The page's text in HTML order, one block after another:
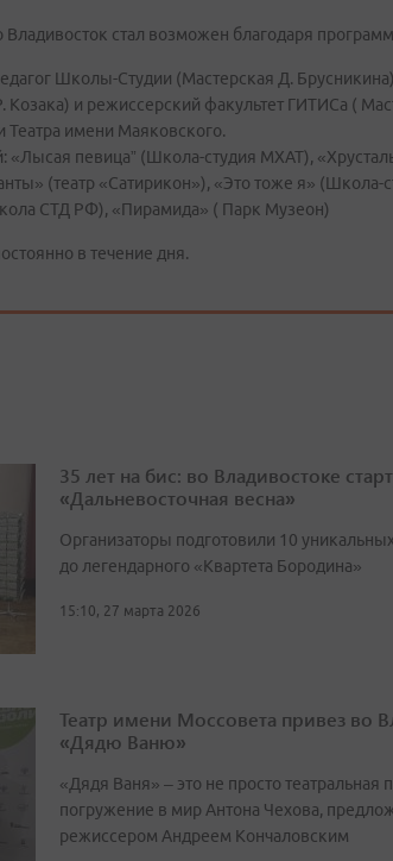
Владивосток стал возможен благодаря
Школы-Студии (Мастерская Д.
и режиссерский факультет ГИТИСа (
имени Маяковского.
«Лысая певица” (Школа-студия МХАТ),
(театр «Сатирикон»), «Это тоже я»
СТД РФ), «Пирамида» ( Парк Музеон)
в течение дня.
35 лет на бис: во Владивостоке
«Дальневосточная весна»
Организаторы подготовили 10
до легендарного «Квартета Бородина»
15:10, 27 марта 2026
Театр имени Моссовета привез во
«Дядю Ваню»
«Дядя Ваня» – это не просто театральная
погружение в мир Антона Чехова,
режиссером Андреем Кончаловским